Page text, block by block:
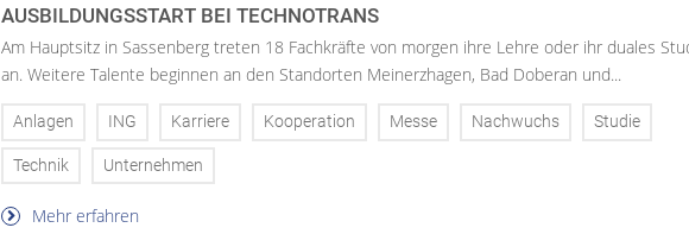
AUSBILDUNGSSTART BEI TECHNOTRANS
Am Hauptsitz in Sassenberg treten 18 Fachkräfte von morgen ihre Lehre oder ihr duales
an. Weitere Talente beginnen an den Standorten Meinerzhagen, Bad Doberan und...
Anlagen ING Karriere Kooperation Messe Nachwuchs Studie
Technik Unternehmen
Mehr erfahren